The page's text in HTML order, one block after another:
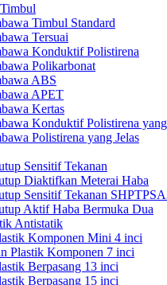
Timbul Standard
Tersuai
Konduktif Polistirena
Polikarbonat
ABS
APET
Kertas
Konduktif Polistirena
Polistirena yang Jelas
Sensitif Tekanan
Diaktifkan Meterai Haba
Sensitif Tekanan
Aktif Haba Bermuka Dua
Antistatik
Komponen Mini 4 inci
Plastik Komponen 7 inci
Berpasang 13 inci
Berpasang 15 inci